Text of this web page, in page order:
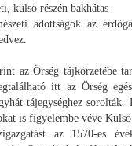
külsö részén bakhátas
adottságok az
az Örség tájkörzetébe
itt az Örség
tájegységhez sorolták.
is figyelembe véve
az 1570-es